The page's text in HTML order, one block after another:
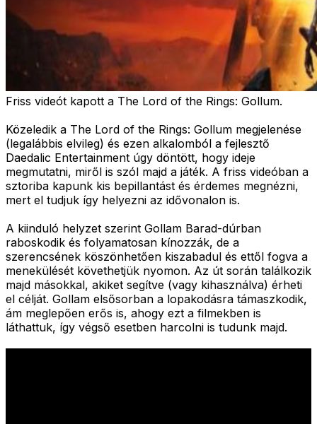
Friss videót kapott a The Lord of the Rings: Gollum.
Közeledik a The Lord of the Rings: Gollum megjelenése
(legalábbis elvileg) és ezen alkalomból a fejlesztő
Daedalic Entertainment úgy döntött, hogy ideje
megmutatni, miről is szól majd a játék. A friss videóban a
sztoriba kapunk kis bepillantást és érdemes megnézni,
mert el tudjuk így helyezni az idővonalon is.
A kiinduló helyzet szerint Gollam Barad-dúrban
raboskodik és folyamatosan kínozzák, de a
szerencsének köszönhetően kiszabadul és ettől fogva a
menekülését követhetjük nyomon. Az út során találkozik
majd másokkal, akiket segítve (vagy kihasználva) érheti
el célját. Gollam elsősorban a lopakodásra támaszkodik,
ám meglepően erős is, ahogy ezt a filmekben is
láthattuk, így végső esetben harcolni is tudunk majd.